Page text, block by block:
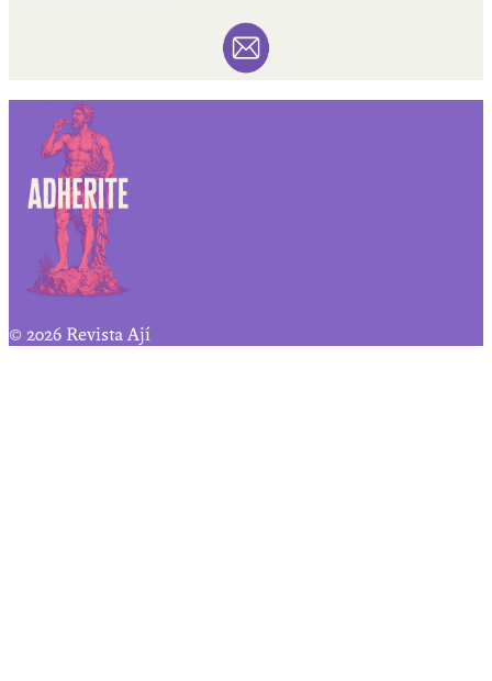
© 2026 Revista Ají